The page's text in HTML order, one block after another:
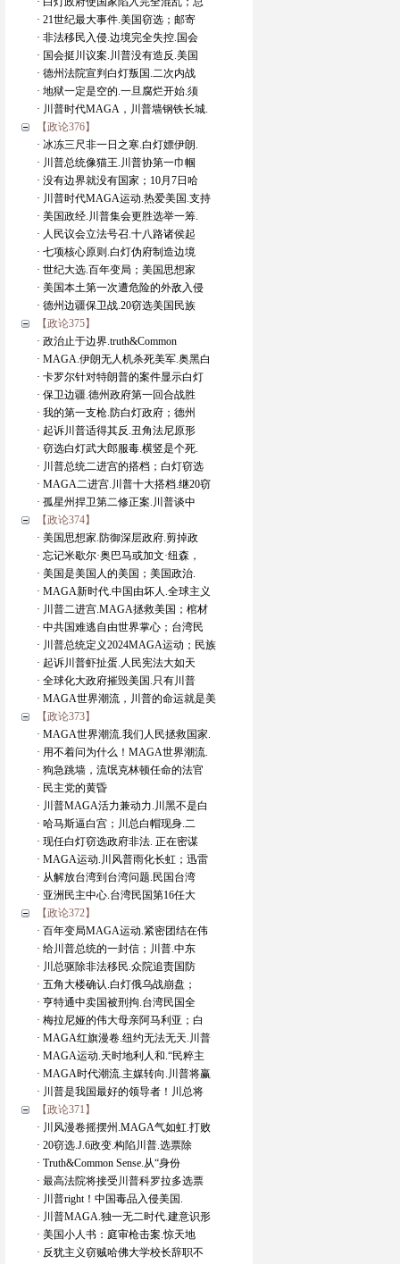
· 21世纪最大事件.美国窃选；邮寄
· 非法移民入侵.边境完全失控.国会
· 国会挺川议案.川普没有造反.美国
· 德州法院宣判白灯叛国.二次内战
· 地狱一定是空的.一旦腐烂开始.须
· 川普时代MAGA，川普墙钢铁长城.
【政论376】
· 冰冻三尺非一日之寒.白灯嫖伊朗.
· 川普总统像猫王.川普协第一巾帼
· 没有边界就没有国家；10月7日哈
· 川普时代MAGA运动.热爱美国.支持
· 美国政经.川普集会更胜选举一筹.
· 人民议会立法号召.十八路诸侯起
· 七项核心原则.白灯伪府制造边境
· 世纪大选.百年变局；美国思想家
· 美国本土第一次遭危险的外敌入侵
· 德州边疆保卫战.20窃选美国民族
【政论375】
· 政治止于边界.truth&Common
· MAGA.伊朗无人机杀死美军.奥黑白
· 卡罗尔针对特朗普的案件显示白灯
· 保卫边疆.德州政府第一回合战胜
· 我的第一支枪.防白灯政府；德州
· 起诉川普适得其反.丑角法尼原形
· 窃选白灯武大郎服毒.横竖是个死.
· 川普总统二进宫的搭档；白灯窃选
· MAGA二进宫.川普十大搭档.继20窃
· 孤星州捍卫第二修正案.川普谈中
【政论374】
· 美国思想家.防御深层政府.剪掉政
· 忘记米歇尔·奥巴马或加文·纽森，
· 美国是美国人的美国；美国政治.
· MAGA新时代.中国由坏人.全球主义
· 川普二进宫.MAGA拯救美国；棺材
· 中共国难逃自由世界掌心；台湾民
· 川普总统定义2024MAGA运动；民族
· 起诉川普虾扯蛋.人民宪法大如天
· 全球化大政府摧毁美国.只有川普
· MAGA世界潮流，川普的命运就是美
【政论373】
· MAGA世界潮流.我们人民拯救国家.
· 用不着问为什么！MAGA世界潮流.
· 狗急跳墙，流氓克林顿任命的法官
· 民主党的黄昏
· 川普MAGA活力兼动力.川黑不是白
· 哈马斯逼白宫；川总白帽现身.二
· 现任白灯窃选政府非法. 正在密谋
· MAGA运动.川风普雨化长虹；迅雷
· 从解放台湾到台湾问题.民国台湾
· 亚洲民主中心.台湾民国第16任大
【政论372】
· 百年变局MAGA运动.紧密团结在伟
· 给川普总统的一封信；川普.中东
· 川总驱除非法移民.众院追责国防
· 五角大楼确认.白灯俄乌战崩盘；
· 亨特通中卖国被刑拘.台湾民国全
· 梅拉尼娅的伟大母亲阿马利亚；白
· MAGA红旗漫卷.纽约无法无天.川普
· MAGA运动.天时地利人和.“民粹主
· MAGA时代潮流.主媒转向.川普将赢
· 川普是我国最好的领导者！川总将
【政论371】
· 川风漫卷摇摆州.MAGA气如虹.打败
· 20窃选.J.6政变.构陷川普.选票除
· Truth&Common Sense.从“身份
· 最高法院将接受川普科罗拉多选票
· 川普right！中国毒品入侵美国.
· 川普MAGA.独一无二时代.建意识形
· 美国小人书：庭审枪击案.惊天地
· 反犹主义窃贼哈佛大学校长辞职不